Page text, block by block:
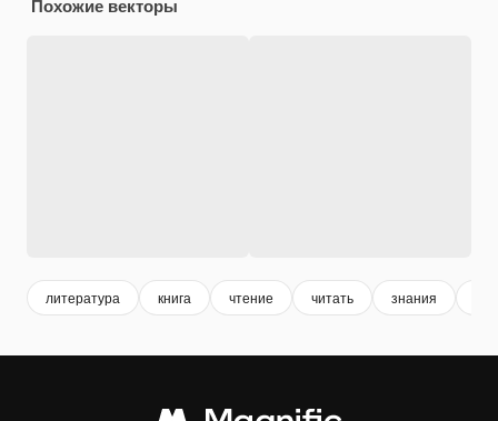
Похожие векторы
литература книга чтение читать знания